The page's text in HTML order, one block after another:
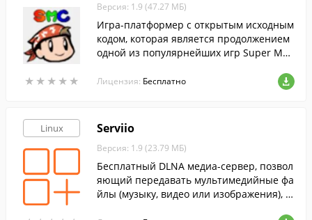
★ ★ ★ ★ ★
★ ★ ★ ★ ★
Версия: 1.9 (47.27 МБ)
Игра-платформер с открытым исходным
кодом, которая является продолжением
одной из популярнейших игр Super Mar
Лицензия: Бесплатно
Linux Serviio
Версия: 1.9 (23.79 МБ)
Бесплатный DLNA медиа-сервер, позвол
яющий передавать мультимедийные фа
йлы (музыку, видео или изображения), м